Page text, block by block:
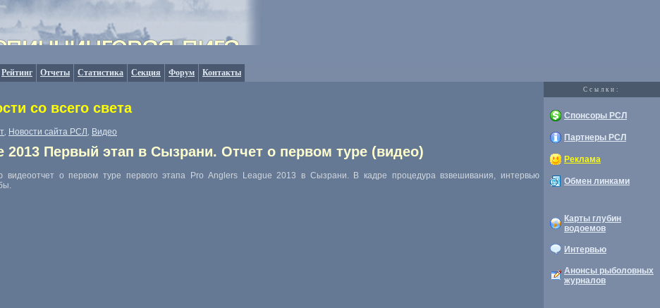
Рейтинг Отчеты Статистика Секция Форум Контакты
Cсылки:
со всего света
Новости сайта РСЛ Видео
2013 Первый этап в Сызрани. Отчет о первом туре (видео)
видеоотчет о первом туре первого этапа Pro Anglers League 2013 в Сызрани. В кадре процедура взвешивания, интервью
Спонсоры РСЛ
Партнеры РСЛ
Реклама
Обмен линками
Карты глубин
водоемов
Интервью
Анонсы рыболовных
журналов